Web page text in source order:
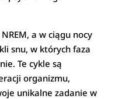
a w ciągu nocy
snu, w których faza
Te cykle są
organizmu,
unikalne zadanie w